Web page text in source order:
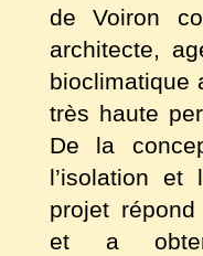
de Voiron
architecte,
bioclimatique
très haute
De la
l’isolation et
projet
et a